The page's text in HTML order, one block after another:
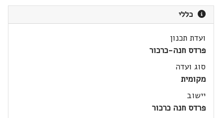
כללי
ועדת תכנון
פרדס חנה-כרכור
סוג ועדה
מקומית
יישוב
פרדס חנה כרכור